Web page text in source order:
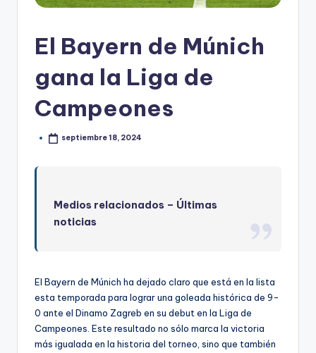
El Bayern de Múnich
gana la Liga de
Campeones
septiembre 18, 2024
Medios relacionados – Últimas
noticias
El Bayern de Múnich ha dejado claro que está en la lista
esta temporada para lograr una goleada histórica de 9-
0 ante el Dinamo Zagreb en su debut en la Liga de
Campeones. Este resultado no sólo marca la victoria
más igualada en la historia del torneo, sino que también